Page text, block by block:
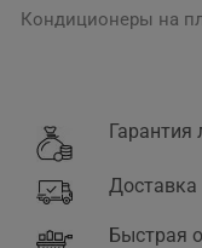
Кондиционеры на
Гарантия
Доставка
Быстрая